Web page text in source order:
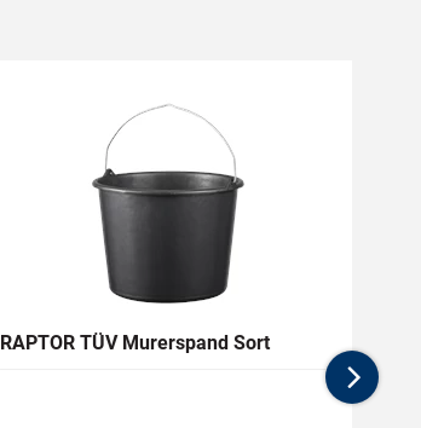
RAPTOR TÜV Murerspand Sort